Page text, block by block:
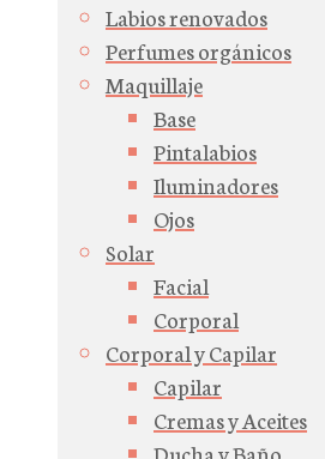
Labios renovados
Perfumes orgánicos
Maquillaje
Base
Pintalabios
Iluminadores
Ojos
Solar
Facial
Corporal
Corporal y Capilar
Capilar
Cremas y Aceites